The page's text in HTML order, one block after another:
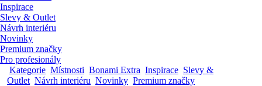
Inspirace
Slevy & Outlet
Návrh interiéru
Novinky
Premium značky
Pro profesionály
Kategorie Místnosti Bonami Extra Inspirace Slevy &
Outlet Návrh interiéru Novinky Premium značky